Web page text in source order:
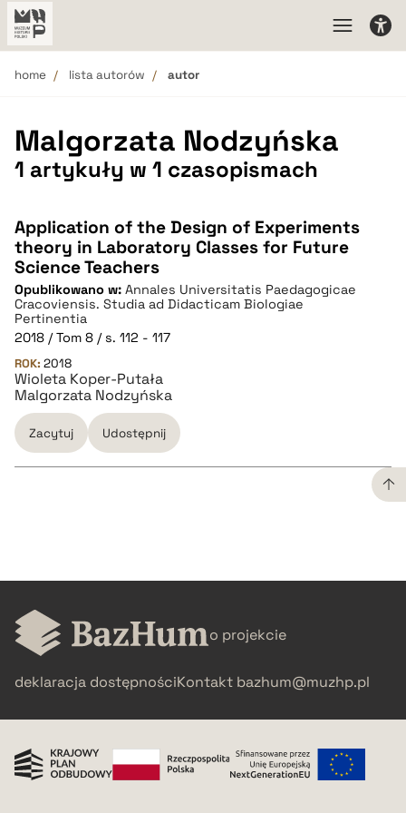
home lista autorów autor
Malgorzata Nodzyńska
1 artykuły w 1 czasopismach
Application of the Design of Experiments
theory in Laboratory Classes for Future
Science Teachers
Opublikowano w: Annales Universitatis Paedagogicae
Cracoviensis. Studia ad Didacticam Biologiae
Pertinentia
2018 / Tom 8 / s. 112 - 117
ROK: 2018
Wioleta Koper-Putała
Malgorzata Nodzyńska
Zacytuj Udostępnij
pobierz cytat
BIBTEX
pobierz cytat
o projekcie
deklaracja dostępnościKontakt bazhum@muzhp.pl